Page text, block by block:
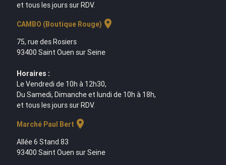
et tous les jours sur RDV.
CAMBO (Boutique Rouge) location_on
75, rue des Rosiers
93400 Saint Ouen sur Seine
Horaires :
Le Vendredi de 10h à 12h30,
Du Samedi, Dimanche et lundi de 10h à 18h,
et tous les jours sur RDV.
Marché Paul Bert location_on
Allée 6 Stand 83
93400 Saint Ouen sur Seine